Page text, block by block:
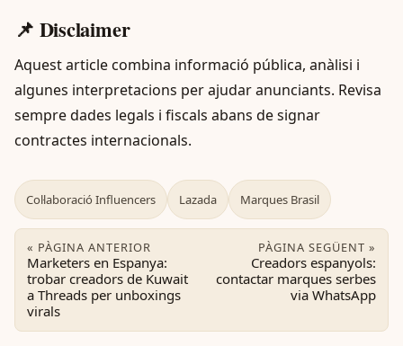
📌 Disclaimer
Aquest article combina informació pública, anàlisi i
algunes interpretacions per ajudar anunciants. Revisa
sempre dades legals i fiscals abans de signar
contractes internacionals.
Col·laboració Influencers Lazada Marques Brasil
« PÀGINA ANTERIOR
Marketers en Espanya:
trobar creadors de Kuwait
a Threads per unboxings
virals
PÀGINA SEGÜENT »
Creadors espanyols:
contactar marques serbes
via WhatsApp